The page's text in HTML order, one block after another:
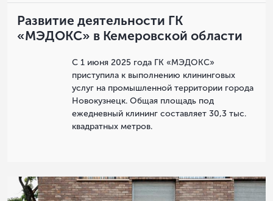
Развитие деятельности ГК
«МЭДОКС» в Кемеровской области
С 1 июня 2025 года ГК «МЭДОКС»
приступила к выполнению клининговых
услуг на промышленной территории города
Новокузнецк. Общая площадь под
ежедневный клининг составляет 30,3 тыс.
квадратных метров.